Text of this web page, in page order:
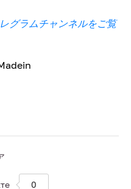
グラムチャンネルをご覧
0